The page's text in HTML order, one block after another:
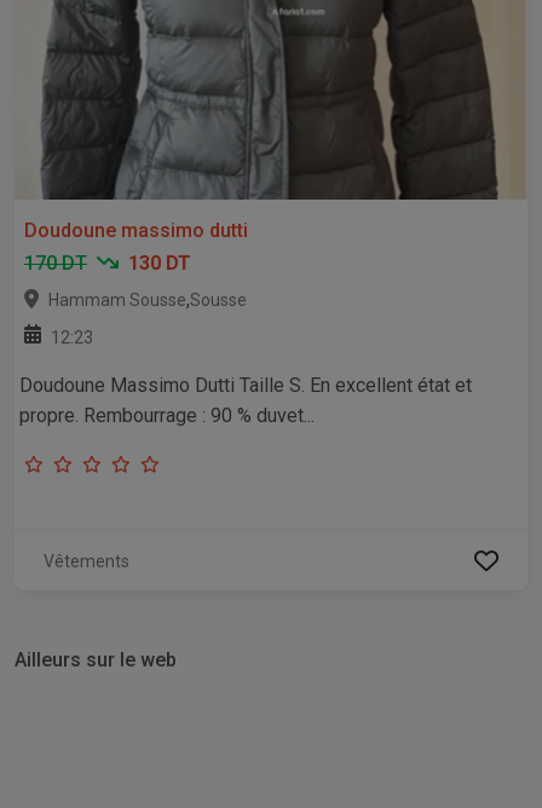
Doudoune massimo dutti
170 DT
130 DT
Hammam Sousse,Sousse
12:23
Doudoune Massimo Dutti Taille S. En excellent état et
propre. Rembourrage : 90 % duvet...
Vêtements
Ailleurs sur le web